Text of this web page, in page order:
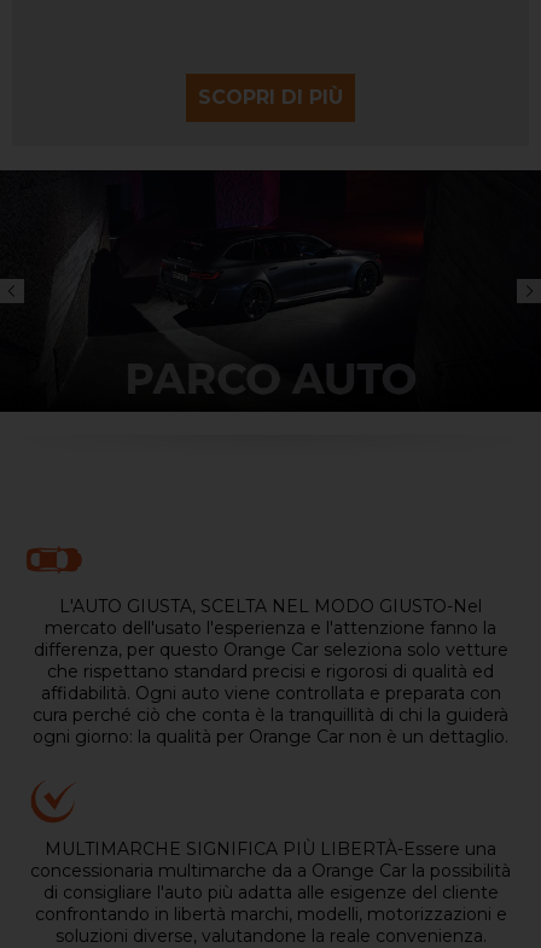
SCOPRI DI PIÙ
L'AUTO GIUSTA, SCELTA NEL MODO GIUSTO-Nel
mercato dell'usato l'esperienza e l'attenzione fanno la
differenza, per questo Orange Car seleziona solo vetture
che rispettano standard precisi e rigorosi di qualità ed
affidabilità. Ogni auto viene controllata e preparata con
cura perché ciò che conta è la tranquillità di chi la guiderà
ogni giorno: la qualità per Orange Car non è un dettaglio.
MULTIMARCHE SIGNIFICA PIÙ LIBERTÀ-Essere una
concessionaria multimarche da a Orange Car la possibilità
di consigliare l'auto più adatta alle esigenze del cliente
confrontando in libertà marchi, modelli, motorizzazioni e
soluzioni diverse, valutandone la reale convenienza.